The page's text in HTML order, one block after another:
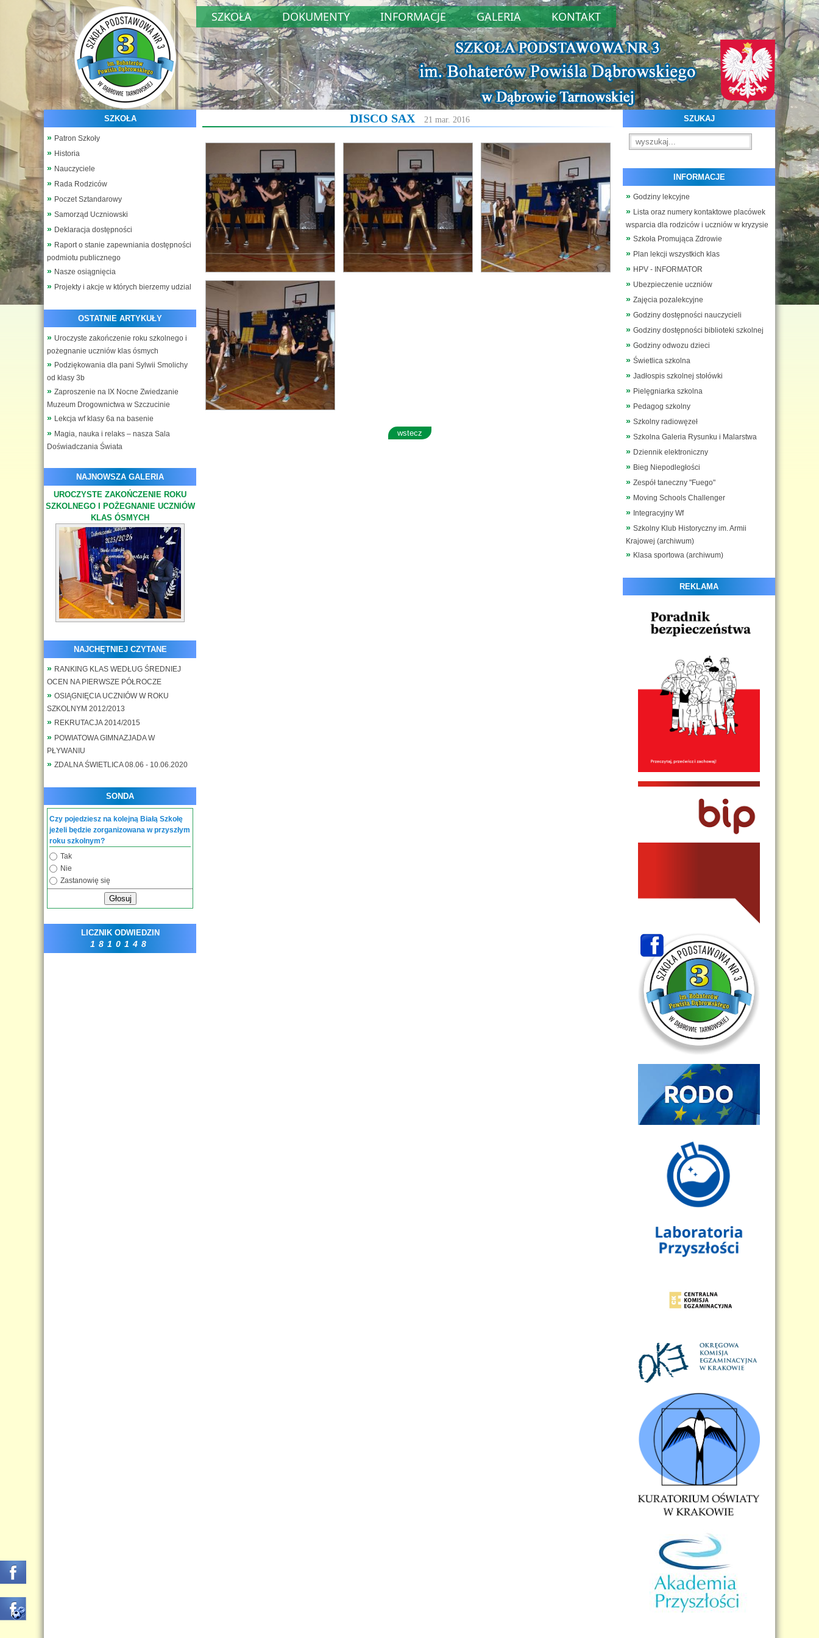
SZKOŁA DOKUMENTY INFORMACJE GALERIA KONTAKT
SZKOŁA
Patron Szkoły
Historia
Nauczyciele
Rada Rodziców
Poczet Sztandarowy
Samorząd Uczniowski
Deklaracja dostępności
Raport o stanie zapewniania dostępności
podmiotu publicznego
Nasze osiągnięcia
Projekty i akcje w których bierzemy udzial
OSTATNIE ARTYKUŁY
Uroczyste zakończenie roku szkolnego i
pożegnanie uczniów klas ósmych
Podziękowania dla pani Sylwii Smolichy
od klasy 3b
Zaproszenie na IX Nocne Zwiedzanie
Muzeum Drogownictwa w Szczucinie
Lekcja wf klasy 6a na basenie
Magia, nauka i relaks – nasza Sala
Doświadczania Świata
NAJNOWSZA GALERIA
UROCZYSTE ZAKOŃCZENIE ROKU
SZKOLNEGO I POŻEGNANIE UCZNIÓW
KLAS ÓSMYCH
NAJCHĘTNIEJ CZYTANE
RANKING KLAS WEDŁUG ŚREDNIEJ
OCEN NA PIERWSZE PÓŁROCZE
OSIĄGNIĘCIA UCZNIÓW W ROKU
SZKOLNYM 2012/2013
REKRUTACJA 2014/2015
POWIATOWA GIMNAZJADA W
PŁYWANIU
ZDALNA ŚWIETLICA 08.06 - 10.06.2020
SONDA
Czy pojedziesz na kolejną Białą Szkołę
jeżeli będzie zorganizowana w przyszłym
roku szkolnym?
Tak
Nie
Zastanowię się
Głosuj
LICZNIK ODWIEDZIN
1810148
DISCO SAX 21 mar. 2016
wstecz
SZUKAJ
INFORMACJE
Godziny lekcyjne
Lista oraz numery kontaktowe placówek
wsparcia dla rodziców i uczniów w kryzysie
Szkoła Promująca Zdrowie
Plan lekcji wszystkich klas
HPV - INFORMATOR
Ubezpieczenie uczniów
Zajęcia pozalekcyjne
Godziny dostępności nauczycieli
Godziny dostępności biblioteki szkolnej
Godziny odwozu dzieci
Świetlica szkolna
Jadłospis szkolnej stołówki
Pielęgniarka szkolna
Pedagog szkolny
Szkolny radiowęzeł
Szkolna Galeria Rysunku i Malarstwa
Dziennik elektroniczny
Bieg Niepodległości
Zespół taneczny "Fuego"
Moving Schools Challenger
Integracyjny Wf
Szkolny Klub Historyczny im. Armii
Krajowej (archiwum)
Klasa sportowa (archiwum)
REKLAMA